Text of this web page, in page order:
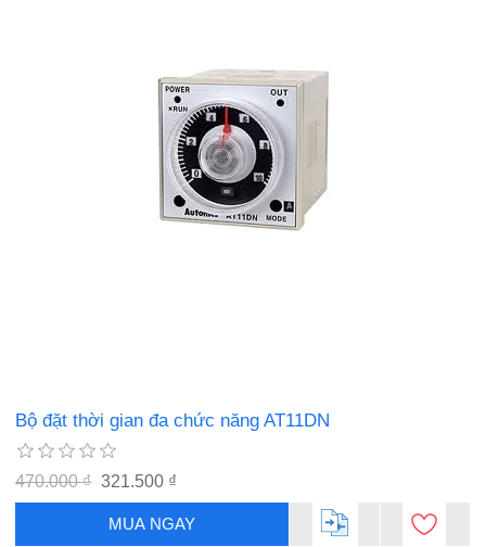
Bộ đặt thời gian đa chức năng AT11DN
470.000 ₫ 321.500 ₫
MUA NGAY